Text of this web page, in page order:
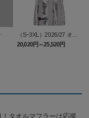
ム
（Sｰ3XL）2026/27 オー
センティックユニフォー
ム FP 2nd
20,020円～25,520円
タオルマフラーは応援